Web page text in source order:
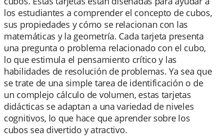
los estudiantes a comprender el concepto de cubos,
sus propiedades y cómo se relacionan con las
matemáticas y la geometría. Cada tarjeta presenta
una pregunta o problema relacionado con el cubo,
lo que estimula el pensamiento crítico y las
habilidades de resolución de problemas. Ya sea que
se trate de una simple tarea de identificación o de
un complejo cálculo de volumen, estas tarjetas
didácticas se adaptan a una variedad de niveles
cognitivos, lo que hace que aprender sobre los
cubos sea divertido y atractivo.